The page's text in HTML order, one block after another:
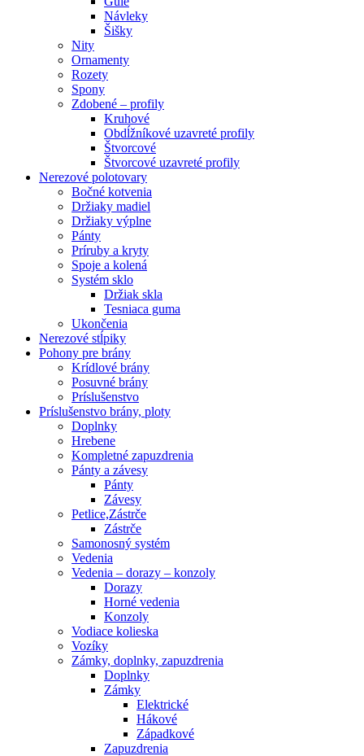
Návleky
Šišky
Nity
Ornamenty
Rozety
Spony
Zdobené – profily
Kruhové
Obdĺžníkové uzavreté profily
Štvorcové
Štvorcové uzavreté profily
Nerezové polotovary
Bočné kotvenia
Držiaky madiel
Držiaky výplne
Pánty
Príruby a kryty
Spoje a kolená
Systém sklo
Držiak skla
Tesniaca guma
Ukončenia
Nerezové stĺpiky
Pohony pre brány
Krídlové brány
Posuvné brány
Príslušenstvo
Príslušenstvo brány, ploty
Doplnky
Hrebene
Kompletné zapuzdrenia
Pánty a závesy
Pánty
Závesy
Petlice,Zástrče
Zástrče
Samonosný systém
Vedenia
Vedenia – dorazy – konzoly
Dorazy
Horné vedenia
Konzoly
Vodiace kolieska
Vozíky
Zámky, doplnky, zapuzdrenia
Doplnky
Zámky
Elektrické
Hákové
Západkové
Zapuzdrenia